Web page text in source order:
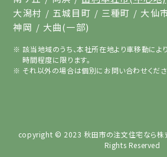
大潟村
五城目町 三種町 大仙
神岡
大曲(一部)
該当地域のうち、本社所在地より車移動によ
時間程度に限ります。
それ以外の場合は個別にお問い合わせくださ
copyright © 2023 秋田市の注文住宅なら株
Rights Reserved